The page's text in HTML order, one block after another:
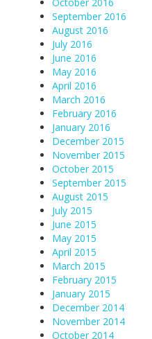
September 2016
August 2016
July 2016
June 2016
May 2016
April 2016
March 2016
February 2016
January 2016
December 2015
November 2015
October 2015
September 2015
August 2015
July 2015
June 2015
May 2015
April 2015
March 2015
February 2015
January 2015
December 2014
November 2014
October 2014